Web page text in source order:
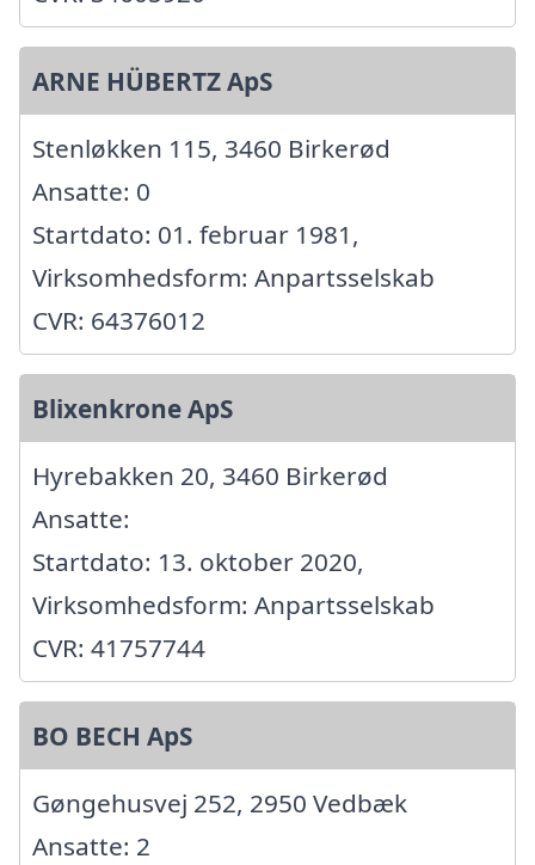
ARNE HÜBERTZ ApS
Stenløkken 115, 3460 Birkerød
Ansatte: 0
Startdato: 01. februar 1981,
Virksomhedsform: Anpartsselskab
CVR: 64376012
Blixenkrone ApS
Hyrebakken 20, 3460 Birkerød
Ansatte:
Startdato: 13. oktober 2020,
Virksomhedsform: Anpartsselskab
CVR: 41757744
BO BECH ApS
Gøngehusvej 252, 2950 Vedbæk
Ansatte: 2